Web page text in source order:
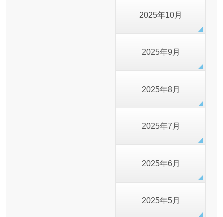
2025年10月
2025年9月
2025年8月
2025年7月
2025年6月
2025年5月